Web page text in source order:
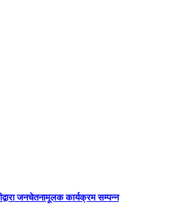
जनचेतनामूलक कार्यक्रम सम्पन्न